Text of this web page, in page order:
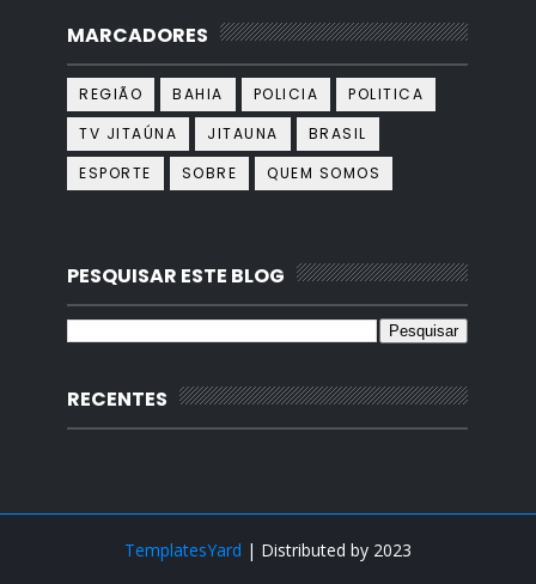
MARCADORES
REGIÃO BAHIA POLICIA
POLITICA
TV JITAÚNA
JITAUNA
BRASIL
ESPORTE
SOBRE QUEM SOMOS
PESQUISAR ESTE BLOG
RECENTES
TemplatesYard | Distributed by 2023